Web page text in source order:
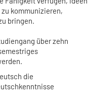
kommunizieren,
bringen.
über zehn
die